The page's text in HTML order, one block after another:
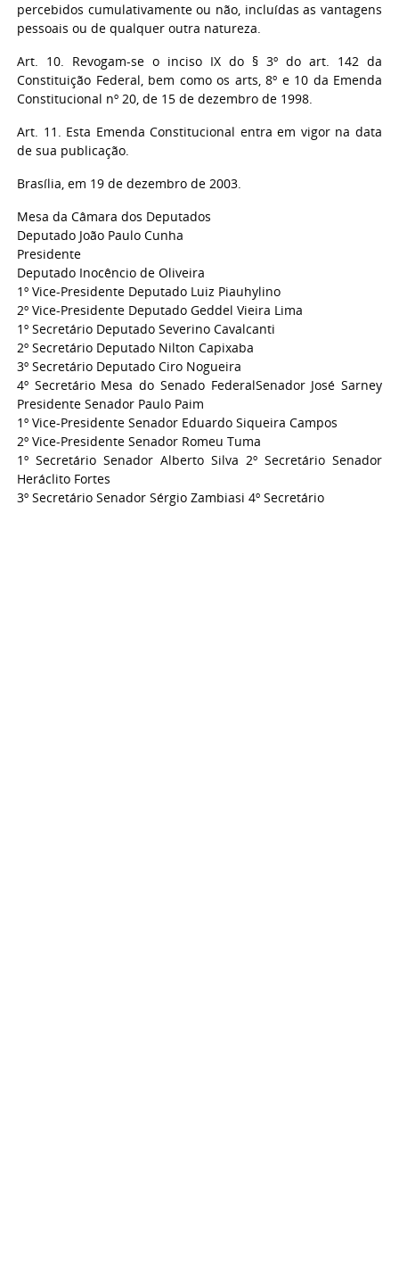
percebidos cumulativamente ou não, incluídas as vantagens
pessoais ou de qualquer outra natureza.
Art. 10. Revogam-se o inciso IX do § 3º do art. 142 da
Constituição Federal, bem como os arts, 8º e 10 da Emenda
Constitucional nº 20, de 15 de dezembro de 1998.
Art. 11. Esta Emenda Constitucional entra em vigor na data
de sua publicação.
Brasília, em 19 de dezembro de 2003.
Mesa da Câmara dos Deputados
Deputado João Paulo Cunha
Presidente
Deputado Inocêncio de Oliveira
1º Vice-Presidente Deputado Luiz Piauhylino
2º Vice-Presidente Deputado Geddel Vieira Lima
1º Secretário Deputado Severino Cavalcanti
2º Secretário Deputado Nilton Capixaba
3º Secretário Deputado Ciro Nogueira
4º Secretário Mesa do Senado FederalSenador José Sarney
Presidente Senador Paulo Paim
1º Vice-Presidente Senador Eduardo Siqueira Campos
2º Vice-Presidente Senador Romeu Tuma
1º Secretário Senador Alberto Silva 2º Secretário Senador
Heráclito Fortes
3º Secretário Senador Sérgio Zambiasi 4º Secretário